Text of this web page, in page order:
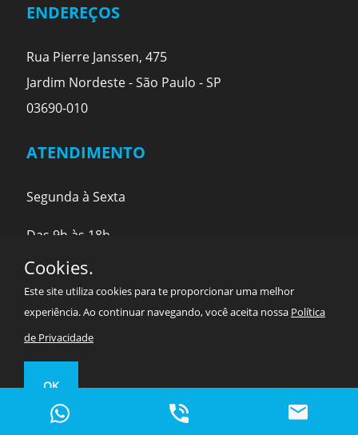
ENDEREÇOS
Rua Pierre Janssen, 475
Jardim Nordeste - São Paulo - SP
03690-010
ATENDIMENTO
Segunda à Sexta
Das 9h às 18h
IMPERMEABILIZAÇÃO
Tel:. (11) 2659-1637
atendimento@ctiimpermeabilizacoes.com.br
comercial@ctiimpermeabilizacoes.com.br
Cookies.
Este site utiliza cookies para te proporcionar uma melhor
experiência. Ao continuar navegando, você aceita nossa Política
de Privacidade
OK